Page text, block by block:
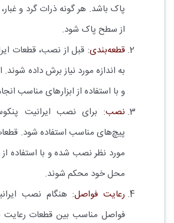
پاک باشد. هر گونه ذرات گرد و
از سطح پاک شود.
قطعه‌بندی: قبل از نصب، قطعات
به اندازه مورد نیاز برش داده شوند.
و با استفاده از ابزارهای مناسب
نصب: برای نصب ایرانیت
پیچ‌های مناسب استفاده شود.
مورد نظر نصب شده و با استفاده
محل خود محکم شوند.
رعایت فواصل: هنگام نصب
فواصل مناسب بین قطعات رعایت